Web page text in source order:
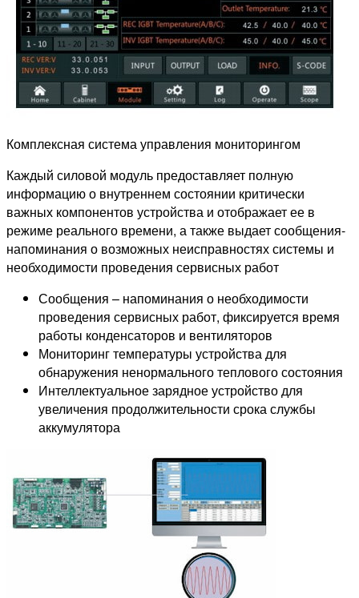
Комплексная система управления мониторингом
Каждый силовой модуль предоставляет полную
информацию о внутреннем состоянии критически
важных компонентов устройства и отображает ее в
режиме реального времени, а также выдает сообщения-
напоминания о возможных неисправностях системы и
необходимости проведения сервисных работ
Сообщения – напоминания о необходимости
проведения сервисных работ, фиксируется время
работы конденсаторов и вентиляторов
Мониторинг температуры устройства для
обнаружения ненормального теплового состояния
Интеллектуальное зарядное устройство для
увеличения продолжительности срока службы
аккумулятора